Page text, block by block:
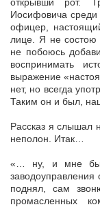
Иосифовича
офицер,
лице. Я не состою
не побоюсь
воспринимать
выражение
нет, но всегда
Таким он и был,
Рассказ я слышал
неполон. Итак…
«… ну, и мне
заводоуправления
поднял, сам
промасленных